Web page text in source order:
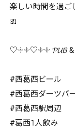
楽しい時間を過ご
🎀
♡𓇬𓇬♡𓇬𓇬 𝓟𝓤𝓑 &
#西葛西ビール
#西葛西ダーツバ
#西葛西駅周辺
#葛西1人飲み